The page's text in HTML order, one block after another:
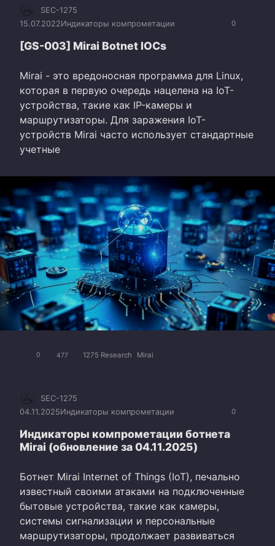
0
SEC-1275
15.07.2022Индикаторы компрометации
[GS-003] Mirai Botnet IOCs
Mirai - это вредоносная программа для Linux,
которая в первую очередь нацелена на IoT-
устройства, такие как IP-камеры и
маршрутизаторы. Для заражения IoT-
устройств Mirai часто использует стандартные
учетные
0 477 1275 Research Mirai
0
SEC-1275
04.11.2025Индикаторы компрометации
Индикаторы компрометации ботнета
Mirai (обновление за 04.11.2025)
Ботнет Mirai Internet of Things (IoT), печально
известный своими атаками на подключенные
бытовые устройства, такие как камеры,
системы сигнализации и персональные
маршрутизаторы, продолжает развиваться